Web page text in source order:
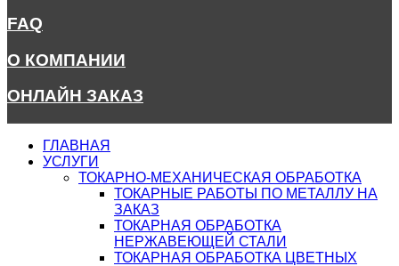
FAQ
О КОМПАНИИ
ОНЛАЙН ЗАКАЗ
ГЛАВНАЯ
УСЛУГИ
ТОКАРНО-МЕХАНИЧЕСКАЯ ОБРАБОТКА
ТОКАРНЫЕ РАБОТЫ ПО МЕТАЛЛУ НА
ЗАКАЗ
ТОКАРНАЯ ОБРАБОТКА
НЕРЖАВЕЮЩЕЙ СТАЛИ
ТОКАРНАЯ ОБРАБОТКА ЦВЕТНЫХ